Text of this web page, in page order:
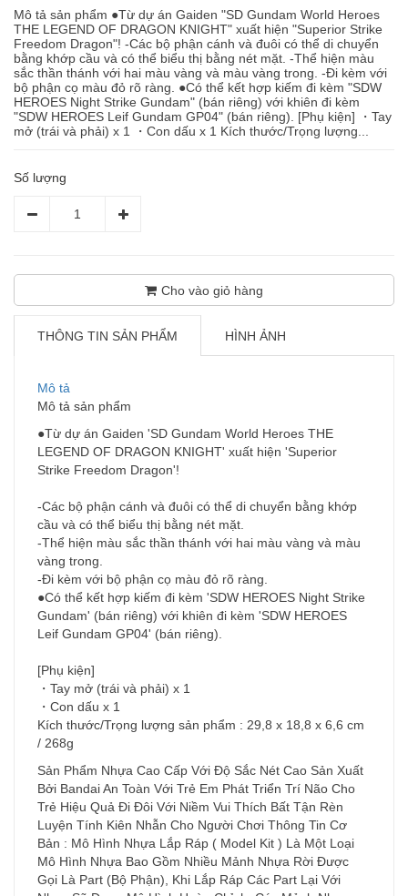
Mô tả sản phẩm ●Từ dự án Gaiden "SD Gundam World Heroes
THE LEGEND OF DRAGON KNIGHT" xuất hiện "Superior Strike
Freedom Dragon"! -Các bộ phận cánh và đuôi có thể di chuyển
bằng khớp cầu và có thể biểu thị bằng nét mặt. -Thể hiện màu
sắc thần thánh với hai màu vàng và màu vàng trong. -Đi kèm với
bộ phận cọ màu đỏ rõ ràng. ●Có thể kết hợp kiếm đi kèm "SDW
HEROES Night Strike Gundam" (bán riêng) với khiên đi kèm
"SDW HEROES Leif Gundam GP04" (bán riêng). [Phụ kiện] ・Tay
mở (trái và phải) x 1 ・Con dấu x 1 Kích thước/Trọng lượng...
Số lượng
Cho vào giỏ hàng
THÔNG TIN SẢN PHẨM HÌNH ẢNH
Mô tả
Mô tả sản phẩm
●Từ dự án Gaiden 'SD Gundam World Heroes THE
LEGEND OF DRAGON KNIGHT' xuất hiện 'Superior
Strike Freedom Dragon'!
-Các bộ phận cánh và đuôi có thể di chuyển bằng khớp
cầu và có thể biểu thị bằng nét mặt.
-Thể hiện màu sắc thần thánh với hai màu vàng và màu
vàng trong.
-Đi kèm với bộ phận cọ màu đỏ rõ ràng.
●Có thể kết hợp kiếm đi kèm 'SDW HEROES Night Strike
Gundam' (bán riêng) với khiên đi kèm 'SDW HEROES
Leif Gundam GP04' (bán riêng).
[Phụ kiện]
・Tay mở (trái và phải) x 1
・Con dấu x 1
Kích thước/Trọng lượng sản phẩm : 29,8 x 18,8 x 6,6 cm
/ 268g
Sản Phẩm Nhựa Cao Cấp Với Độ Sắc Nét Cao Sản Xuất
Bởi Bandai An Toàn Với Trẻ Em Phát Triển Trí Não Cho
Trẻ Hiệu Quả Đi Đôi Với Niềm Vui Thích Bất Tận Rèn
Luyện Tính Kiên Nhẫn Cho Người Chơi Thông Tin Cơ
Bản : Mô Hình Nhựa Lắp Ráp ( Model Kit ) Là Một Loại
Mô Hình Nhựa Bao Gồm Nhiều Mảnh Nhựa Rời Được
Gọi Là Part (Bộ Phận), Khi Lắp Ráp Các Part Lại Với